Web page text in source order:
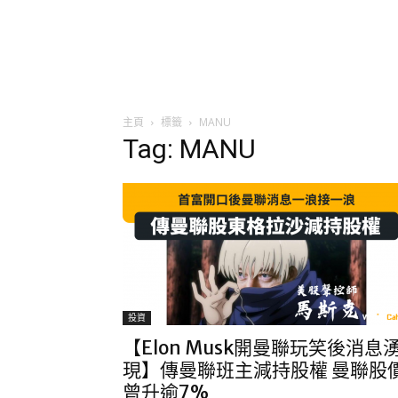
主頁 標籤 MANU
Tag: MANU
投資
【Elon Musk開曼聯玩笑後消息
現】傳曼聯班主減持股權 曼聯股
曾升逾7%